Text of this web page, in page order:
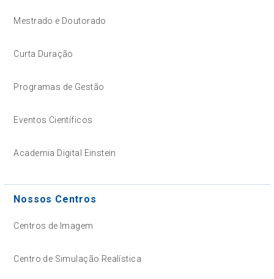
Mestrado e Doutorado
Curta Duração
Programas de Gestão
Eventos Científicos
Academia Digital Einstein
Nossos Centros
Centros de Imagem
Centro de Simulação Realística